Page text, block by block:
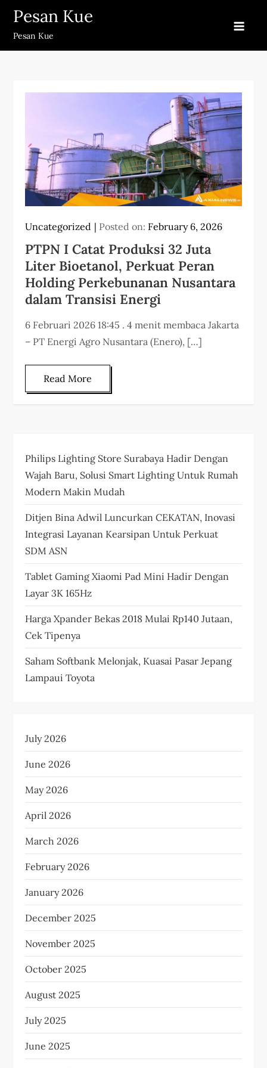
Skip
content
Pesan Kue
Pesan Kue
Uncategorized Posted on: February 6, 2026
PTPN I Catat Produksi 32 Juta
Liter Bioetanol, Perkuat Peran
Holding Perkebunanan Nusantara
dalam Transisi Energi
6 Februari 2026 18:45 . 4 menit membaca Jakarta
– PT Energi Agro Nusantara (Enero), […]
Read More
Philips Lighting Store Surabaya Hadir Dengan
Wajah Baru, Solusi Smart Lighting Untuk Rumah
Modern Makin Mudah
Ditjen Bina Adwil Luncurkan CEKATAN, Inovasi
Integrasi Layanan Kearsipan Untuk Perkuat
SDM ASN
Tablet Gaming Xiaomi Pad Mini Hadir Dengan
Layar 3K 165Hz
Harga Xpander Bekas 2018 Mulai Rp140 Jutaan,
Cek Tipenya
Saham Softbank Melonjak, Kuasai Pasar Jepang
Lampaui Toyota
July 2026
June 2026
May 2026
April 2026
March 2026
February 2026
January 2026
December 2025
November 2025
October 2025
August 2025
July 2025
June 2025